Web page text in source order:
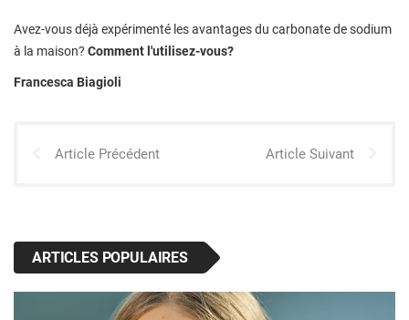
Avez-vous déjà expérimenté les avantages du carbonate de sodium
à la maison? Comment l'utilisez-vous?
Francesca Biagioli
Article Précédent Article Suivant
ARTICLES POPULAIRES